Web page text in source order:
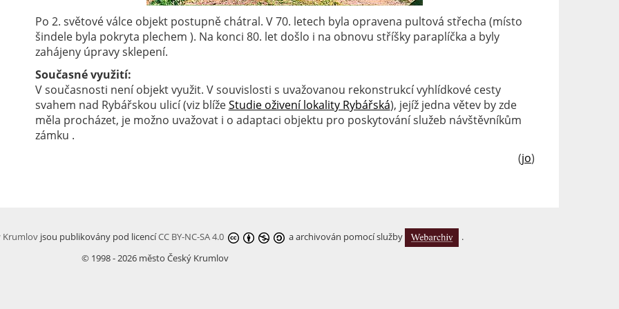
Po 2. světové válce objekt postupně chátral. V 70. letech byla opravena pultová střecha (místo
šindele byla pokryta plechem ). Na konci 80. let došlo i na obnovu stříšky paraplíčka a byly
zahájeny úpravy sklepení.
Současné využití:
V současnosti není objekt využit. V souvislosti s uvažovanou rekonstrukcí vyhlídkové cesty
svahem nad Rybářskou ulicí (viz blížeStudie oživení lokality Rybářská), jejíž jedna větev by zde
měla procházet, je možno uvažovat i o adaptaci objektu pro poskytování služeb návštěvníkům
zámku .
(jo)
Krumlovjsou publikovány pod licencíCC BY-NC-SA 4.0 a archivován pomocí služby
.
© 1998 - 2026 město Český Krumlov